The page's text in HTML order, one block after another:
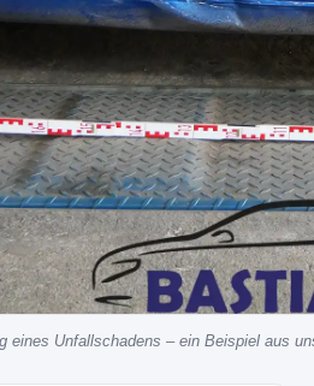
eines Unfallschadens – ein Beispiel aus